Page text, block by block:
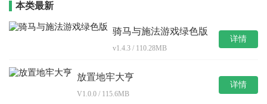
本类最新
骑马与施法游戏绿色版
v1.4.3 / 110.28MB
详情
放置地牢大亨
V1.0.0 / 115.6MB
详情